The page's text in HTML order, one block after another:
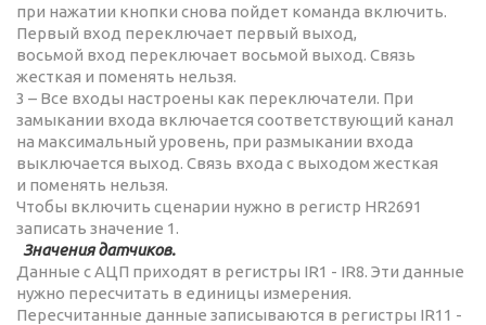
при нажатии кнопки снова пойдет команда включить.
Первый вход переключает первый выход,
восьмой вход переключает восьмой выход. Связь
жесткая и поменять нельзя.
3 – Все входы настроены как переключатели. При
замыкании входа включается соответствующий канал
на максимальный уровень, при размыкании входа
выключается выход. Связь входа с выходом жесткая
и поменять нельзя.
Чтобы включить сценарии нужно в регистр HR2691
записать значение 1.
Значения датчиков.
Данные с АЦП приходят в регистры IR1 - IR8. Эти данные
нужно пересчитать в единицы измерения.
Пересчитанные данные записываются в регистры IR11 -